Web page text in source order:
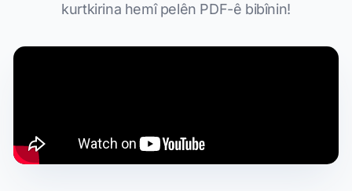
kurtkirina hemî pelên PDF-ê bibînin!